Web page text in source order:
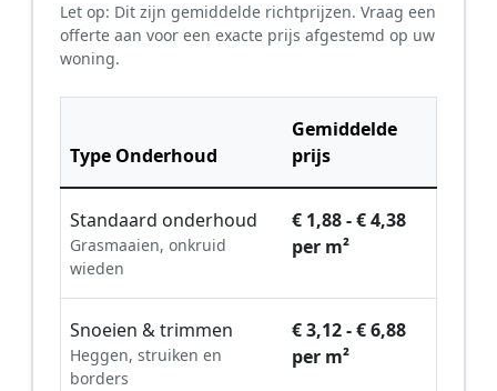
Let op: Dit zijn gemiddelde richtprijzen. Vraag een
offerte aan voor een exacte prijs afgestemd op uw
woning.
Type Onderhoud
Gemiddelde
prijs
Standaard onderhoud
Grasmaaien, onkruid
wieden
€ 1,88 - € 4,38
per m²
Snoeien & trimmen
Heggen, struiken en
borders
€ 3,12 - € 6,88
per m²